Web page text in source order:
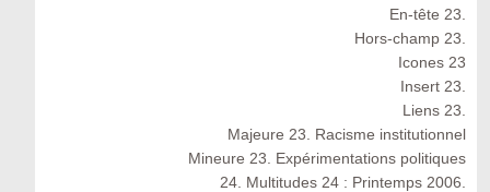
En-tête 23.
Hors-champ 23.
Icones 23
Insert 23.
Liens 23.
Majeure 23. Racisme institutionnel
Mineure 23. Expérimentations politiques
24. Multitudes 24 : Printemps 2006.